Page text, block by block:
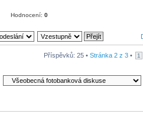
Hodnocení: 0
Příspěvků: 25 • Stránka 2 z 3 • 1